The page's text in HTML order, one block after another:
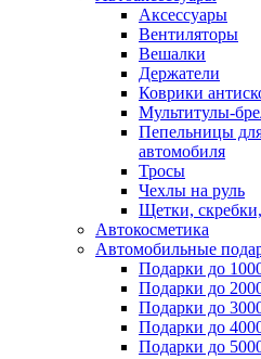
Аксессуары
Вентиляторы
Вешалки
Держатели
Коврики
Мультитулы-
Пепельницы
автомобиля
Тросы
Чехлы на руль
Щетки,
Автокосметика
Автомобильные
Подарки до
Подарки до
Подарки до
Подарки до
Подарки до